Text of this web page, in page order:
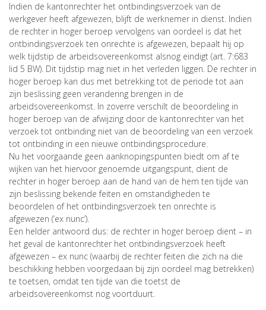
Indien de kantonrechter het ontbindingsverzoek van de
werkgever heeft afgewezen, blijft de werknemer in dienst. Indien
de rechter in hoger beroep vervolgens van oordeel is dat het
ontbindingsverzoek ten onrechte is afgewezen, bepaalt hij op
welk tijdstip de arbeidsovereenkomst alsnog eindigt (art. 7:683
lid 5 BW). Dit tijdstip mag niet in het verleden liggen. De rechter in
hoger beroep kan dus met betrekking tot de periode tot aan
zijn beslissing geen verandering brengen in de
arbeidsovereenkomst. In zoverre verschilt de beoordeling in
hoger beroep van de afwijzing door de kantonrechter van het
verzoek tot ontbinding niet van de beoordeling van een verzoek
tot ontbinding in een nieuwe ontbindingsprocedure.
Nu het voorgaande geen aanknopingspunten biedt om af te
wijken van het hiervoor genoemde uitgangspunt, dient de
rechter in hoger beroep aan de hand van de hem ten tijde van
zijn beslissing bekende feiten en omstandigheden te
beoordelen of het ontbindingsverzoek ten onrechte is
afgewezen (‘ex nunc’).
Een helder antwoord dus: de rechter in hoger beroep dient – in
het geval de kantonrechter het ontbindingsverzoek heeft
afgewezen – ex nunc (waarbij de rechter feiten die zich na die
beschikking hebben voorgedaan bij zijn oordeel mag betrekken)
te toetsen, omdat ten tijde van die toetst de
arbeidsovereenkomst nog voortduurt.